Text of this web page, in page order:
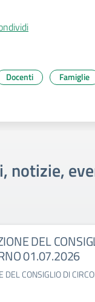
Docenti Famiglie
notizie,
DEL
01.07.2026
DEL CONSIGLIO DI